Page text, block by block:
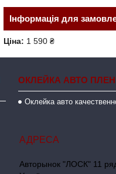
Інформація для
Ціна: 1 590 ₴
ОКЛЕЙКА АВТО
Оклейка авто
Авторынок "ЛОСК" 11